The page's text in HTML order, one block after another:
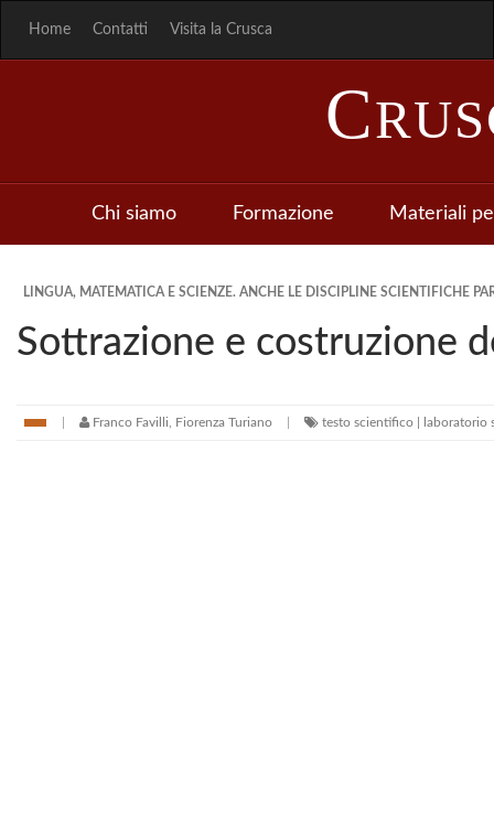
Home Contatti Visita la Crusca
C
Chi siamo Formazione Materiali
LINGUA, MATEMATICA E SCIENZE. ANCHE LE DISCIPLINE SCIENTIFICHE
Sottrazione e costruzione
Franco Favilli, Fiorenza Turiano testo scientifico | laboratorio